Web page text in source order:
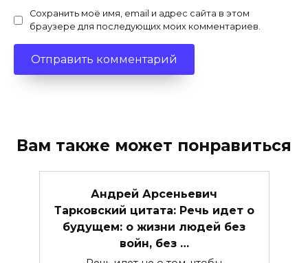
Сохранить моё имя, email и адрес сайта в этом
браузере для последующих моих комментариев.
Вам также может понравиться
Андрей Арсеньевич
Тарковский цитата: Речь идет о
будущем: о жизни людей без
войн, без …